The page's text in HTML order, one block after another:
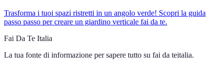
Trasforma i tuoi spazi ristretti in un angolo verde! Scopri la guida
passo passo per creare un giardino verticale fai da te.
Fai Da Te Italia
La tua fonte di informazione per sapere tutto su fai da teitalia.